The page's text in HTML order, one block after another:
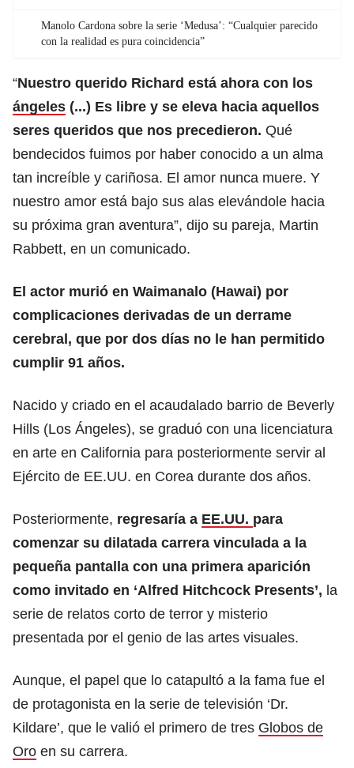
Manolo Cardona sobre la serie ‘Medusa’: “Cualquier parecido
con la realidad es pura coincidencia”
“Nuestro querido Richard está ahora con los
ángeles (...) Es libre y se eleva hacia aquellos
seres queridos que nos precedieron. Qué
bendecidos fuimos por haber conocido a un alma
tan increíble y cariñosa. El amor nunca muere. Y
nuestro amor está bajo sus alas elevándole hacia
su próxima gran aventura”, dijo su pareja, Martin
Rabbett, en un comunicado.
El actor murió en Waimanalo (Hawai) por
complicaciones derivadas de un derrame
cerebral, que por dos días no le han permitido
cumplir 91 años.
Nacido y criado en el acaudalado barrio de Beverly
Hills (Los Ángeles), se graduó con una licenciatura
en arte en California para posteriormente servir al
Ejército de EE.UU. en Corea durante dos años.
Posteriormente, regresaría a EE.UU. para
comenzar su dilatada carrera vinculada a la
pequeña pantalla con una primera aparición
como invitado en ‘Alfred Hitchcock Presents’, la
serie de relatos corto de terror y misterio
presentada por el genio de las artes visuales.
Aunque, el papel que lo catapultó a la fama fue el
de protagonista en la serie de televisión ‘Dr.
Kildare’, que le valió el primero de tres Globos de
Oro en su carrera.